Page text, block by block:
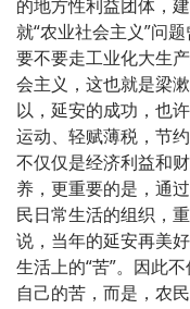
的地方性利益团体，
就“农业社会主义”问
要不要走工业化大生
会主义，这也就是梁
以，延安的成功，也
运动、轻赋薄税，节
不仅仅是经济利益和
养，更重要的是，通
民日常生活的组织，
说，当年的延安再美
生活上的“苦”。因此
自己的苦，而是，农